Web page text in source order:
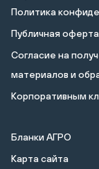
Политика
Публичная
Cогласие на
материалов и
Корпоративным
Бланки АГРО
Карта сайта